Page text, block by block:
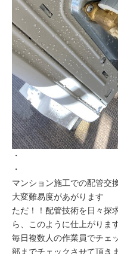
・
・
マンション施工での配管交
大変難易度があがります
ただ！！配管技術を日々探
ら、このように仕上がります
毎日複数人の作業員でチェ
部までチェックさせて頂きま